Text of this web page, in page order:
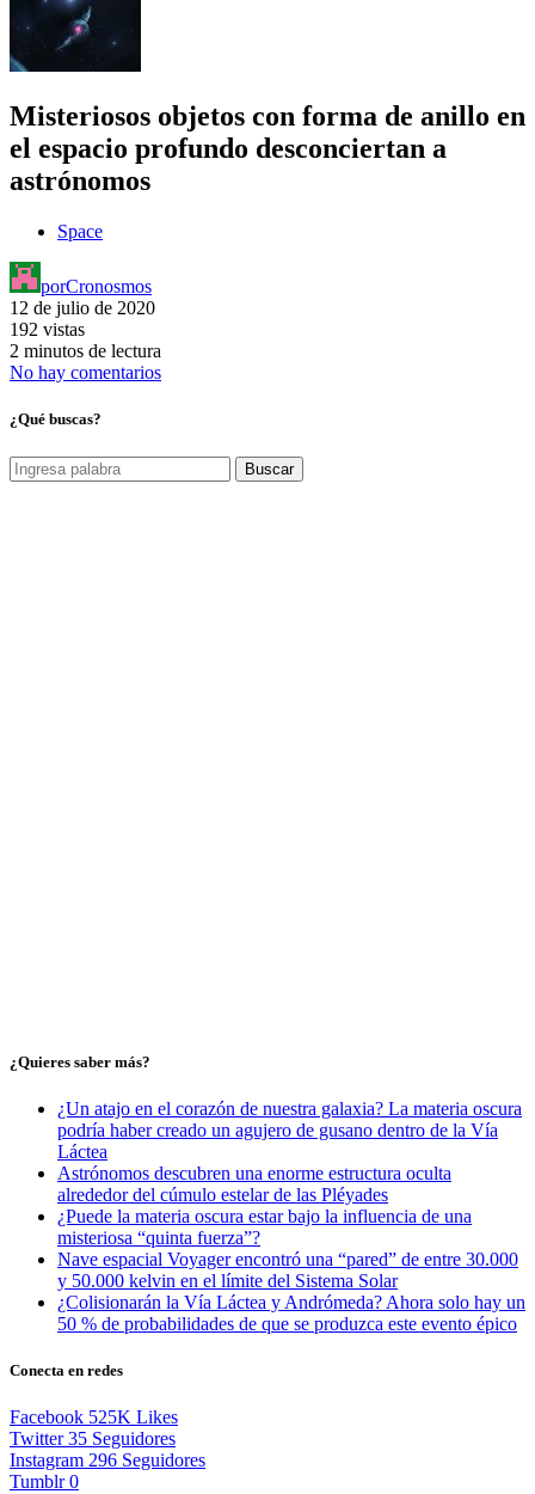
Misteriosos objetos con forma de anillo en
el espacio profundo desconciertan a
astrónomos
Space
porCronosmos
12 de julio de 2020
192 vistas
2 minutos de lectura
No hay comentarios
¿Qué buscas?
Buscar
¿Quieres saber más?
¿Un atajo en el corazón de nuestra galaxia? La materia oscura
podría haber creado un agujero de gusano dentro de la Vía
Láctea
Astrónomos descubren una enorme estructura oculta
alrededor del cúmulo estelar de las Pléyades
¿Puede la materia oscura estar bajo la influencia de una
misteriosa “quinta fuerza”?
Nave espacial Voyager encontró una “pared” de entre 30.000
y 50.000 kelvin en el límite del Sistema Solar
¿Colisionarán la Vía Láctea y Andrómeda? Ahora solo hay un
50 % de probabilidades de que se produzca este evento épico
Conecta en redes
Facebook 525K Likes
Twitter 35 Seguidores
Instagram 296 Seguidores
Tumblr 0